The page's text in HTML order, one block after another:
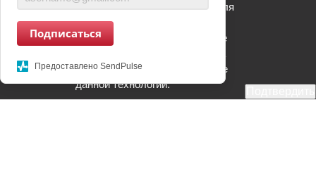
Подписаться
Предоставлено SendPulse
Сайт использует сервис Яндекс Метрика для
анализа взаимодействия пользователей с
информационным ресурсом. Продолжение
является Вашим согласием на применение
данной технологии.